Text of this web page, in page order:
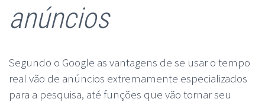
anúncios
Segundo o Google as vantagens de se usar o tempo
real vão de anúncios extremamente especializados
para a pesquisa, até funções que vão tornar seu